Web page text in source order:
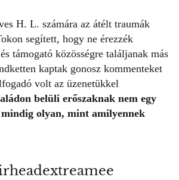
H. L. számára az átélt traumák
segített, hogy ne érezzék
támogató közösségre találjanak más
kaptak gonosz kommenteket
volt az üzenetükkel
belüli erőszaknak nem egy
mindig olyan, mint amilyennek